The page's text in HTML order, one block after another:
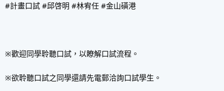
#計畫口試 #邱啓明 #林宥任 #金山磺港
※歡迎同學聆聽口試，以瞭解口試流程。
※欲聆聽口試之同學還請先電郵洽詢口試學生。